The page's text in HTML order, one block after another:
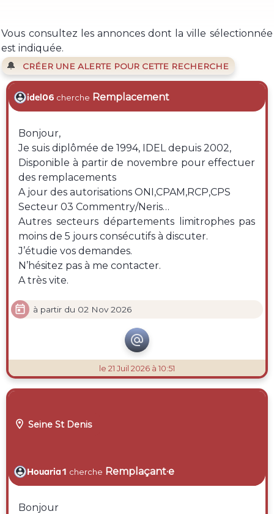
Vous consultez les annonces dont la ville sélectionnée
est indiquée.
🔔 CRÉER UNE ALERTE POUR CETTE RECHERCHE
idel06 cherche Remplacement
Bonjour,
Je suis diplômée de 1994, IDEL depuis 2002,
Disponible à partir de novembre pour effectuer
des remplacements
A jour des autorisations ONI,CPAM,RCP,CPS
Secteur 03 Commentry/Neris…
Autres secteurs départements limitrophes pas
moins de 5 jours consécutifs à discuter.
J’étudie vos demandes.
N’hésitez pas à me contacter.
A très vite.
 à partir du 02 Nov 2026

le 21 Juil 2026 à 10:51
 Seine St Denis
Houaria1 cherche Remplaçant·e
Bonjour